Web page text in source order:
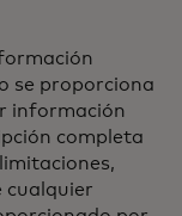
se proporciona
información
completa
cualquier